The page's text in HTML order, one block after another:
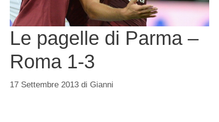
Le pagelle di Parma –
Roma 1-3
17 Settembre 2013 di Gianni